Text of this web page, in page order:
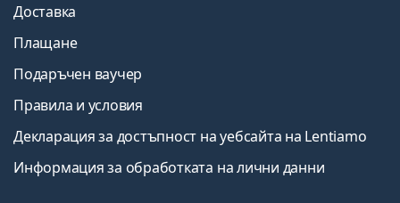
Доставка
Плащане
Подаръчен ваучер
Правила и условия
Декларация за достъпност на уебсайта на Lentiamo
Информация за обработката на лични данни